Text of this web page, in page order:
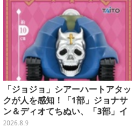
「ジョジョ」シアーハートアタッ
クが人を感知！「1部」ジョナサ
ン＆ディオてちぬい、「3部」イ
ギー＆クリームのなりきり帽子な
2026.8.9